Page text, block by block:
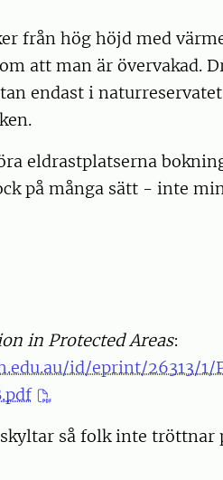
från hög höjd med
att man är övervakad.
endast i
eldrastplatserna
på många sätt - inte
in Protected Areas:
id/eprint/26313/
så folk inte tröttnar